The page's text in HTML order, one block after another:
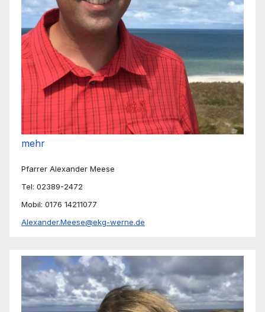
mehr
Pfarrer Alexander Meese
Tel: 02389-2472
Mobil: 0176 14211077
Alexander.Meese@ekg-werne.de